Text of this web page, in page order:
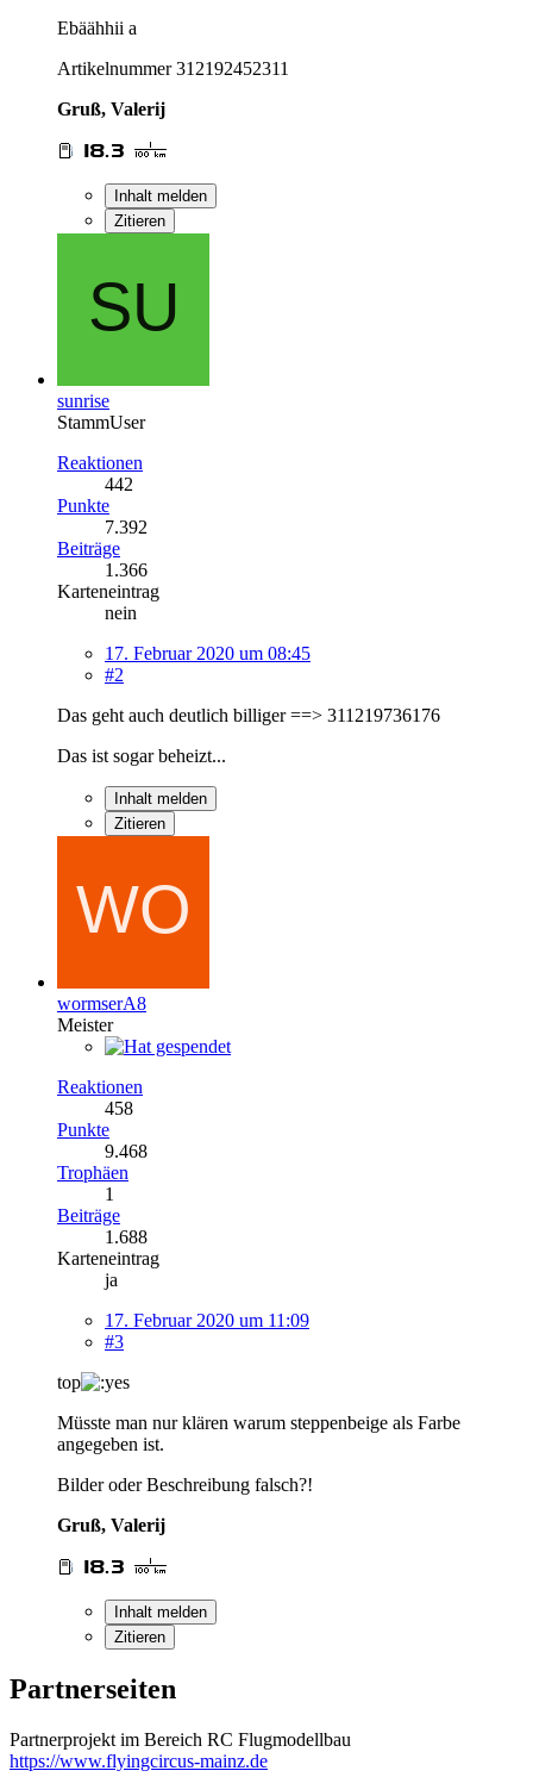
Ebäähhii a
Artikelnummer 312192452311
Gruß, Valerij
Inhalt melden
Zitieren
sunrise
StammUser
Reaktionen
442
Punkte
7.392
Beiträge
1.366
Karteneintrag
nein
17. Februar 2020 um 08:45
#2
Das geht auch deutlich billiger ==> 311219736176
Das ist sogar beheizt...
Inhalt melden
Zitieren
wormserA8
Meister
Reaktionen
458
Punkte
9.468
Trophäen
1
Beiträge
1.688
Karteneintrag
ja
17. Februar 2020 um 11:09
#3
top
Müsste man nur klären warum steppenbeige als Farbe
angegeben ist.
Bilder oder Beschreibung falsch?!
Gruß, Valerij
Inhalt melden
Zitieren
Partnerseiten
Partnerprojekt im Bereich RC Flugmodellbau
https://www.flyingcircus-mainz.de